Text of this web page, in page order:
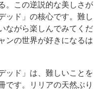
。この逆説的な美しさが
ッド」の核心です。難し
ながら楽しんでみてくだ
ンの世界が好きになるは
ッド」は、難しいことを
です。リリアの天然ぶり